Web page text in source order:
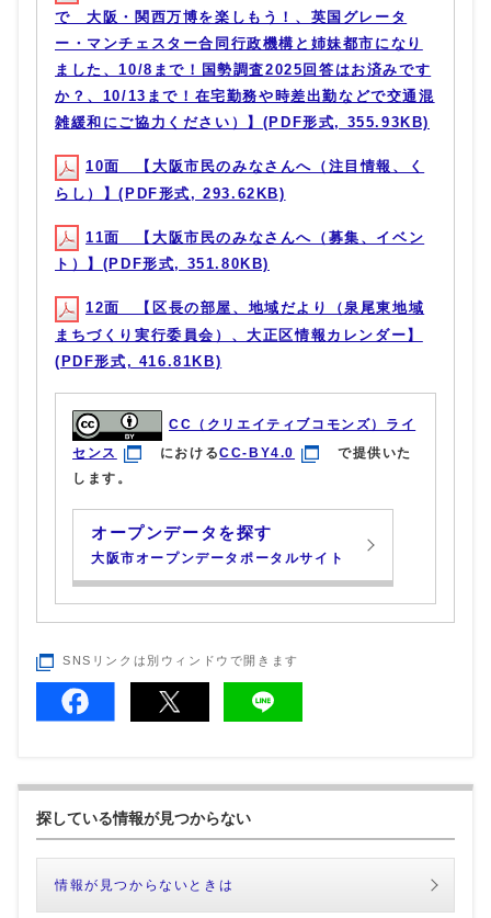
で 大阪・関西万博を楽しもう！、英国グレータ
ー・マンチェスター合同行政機構と姉妹都市になり
ました、10/8まで！国勢調査2025回答はお済みです
か？、10/13まで！在宅勤務や時差出勤などで交通混
雑緩和にご協力ください）】(PDF形式, 355.93KB)
10面 【大阪市民のみなさんへ（注目情報、く
らし）】(PDF形式, 293.62KB)
11面 【大阪市民のみなさんへ（募集、イベン
ト）】(PDF形式, 351.80KB)
12面 【区長の部屋、地域だより（泉尾東地域
まちづくり実行委員会）、大正区情報カレンダー】
(PDF形式, 416.81KB)
CC（クリエイティブコモンズ）ライ
センス
におけるCC-BY4.0
で提供いた
します。
オープンデータを探す
大阪市オープンデータポータルサイト
SNSリンクは別ウィンドウで開きます
探している情報が見つからない
情報が見つからないときは